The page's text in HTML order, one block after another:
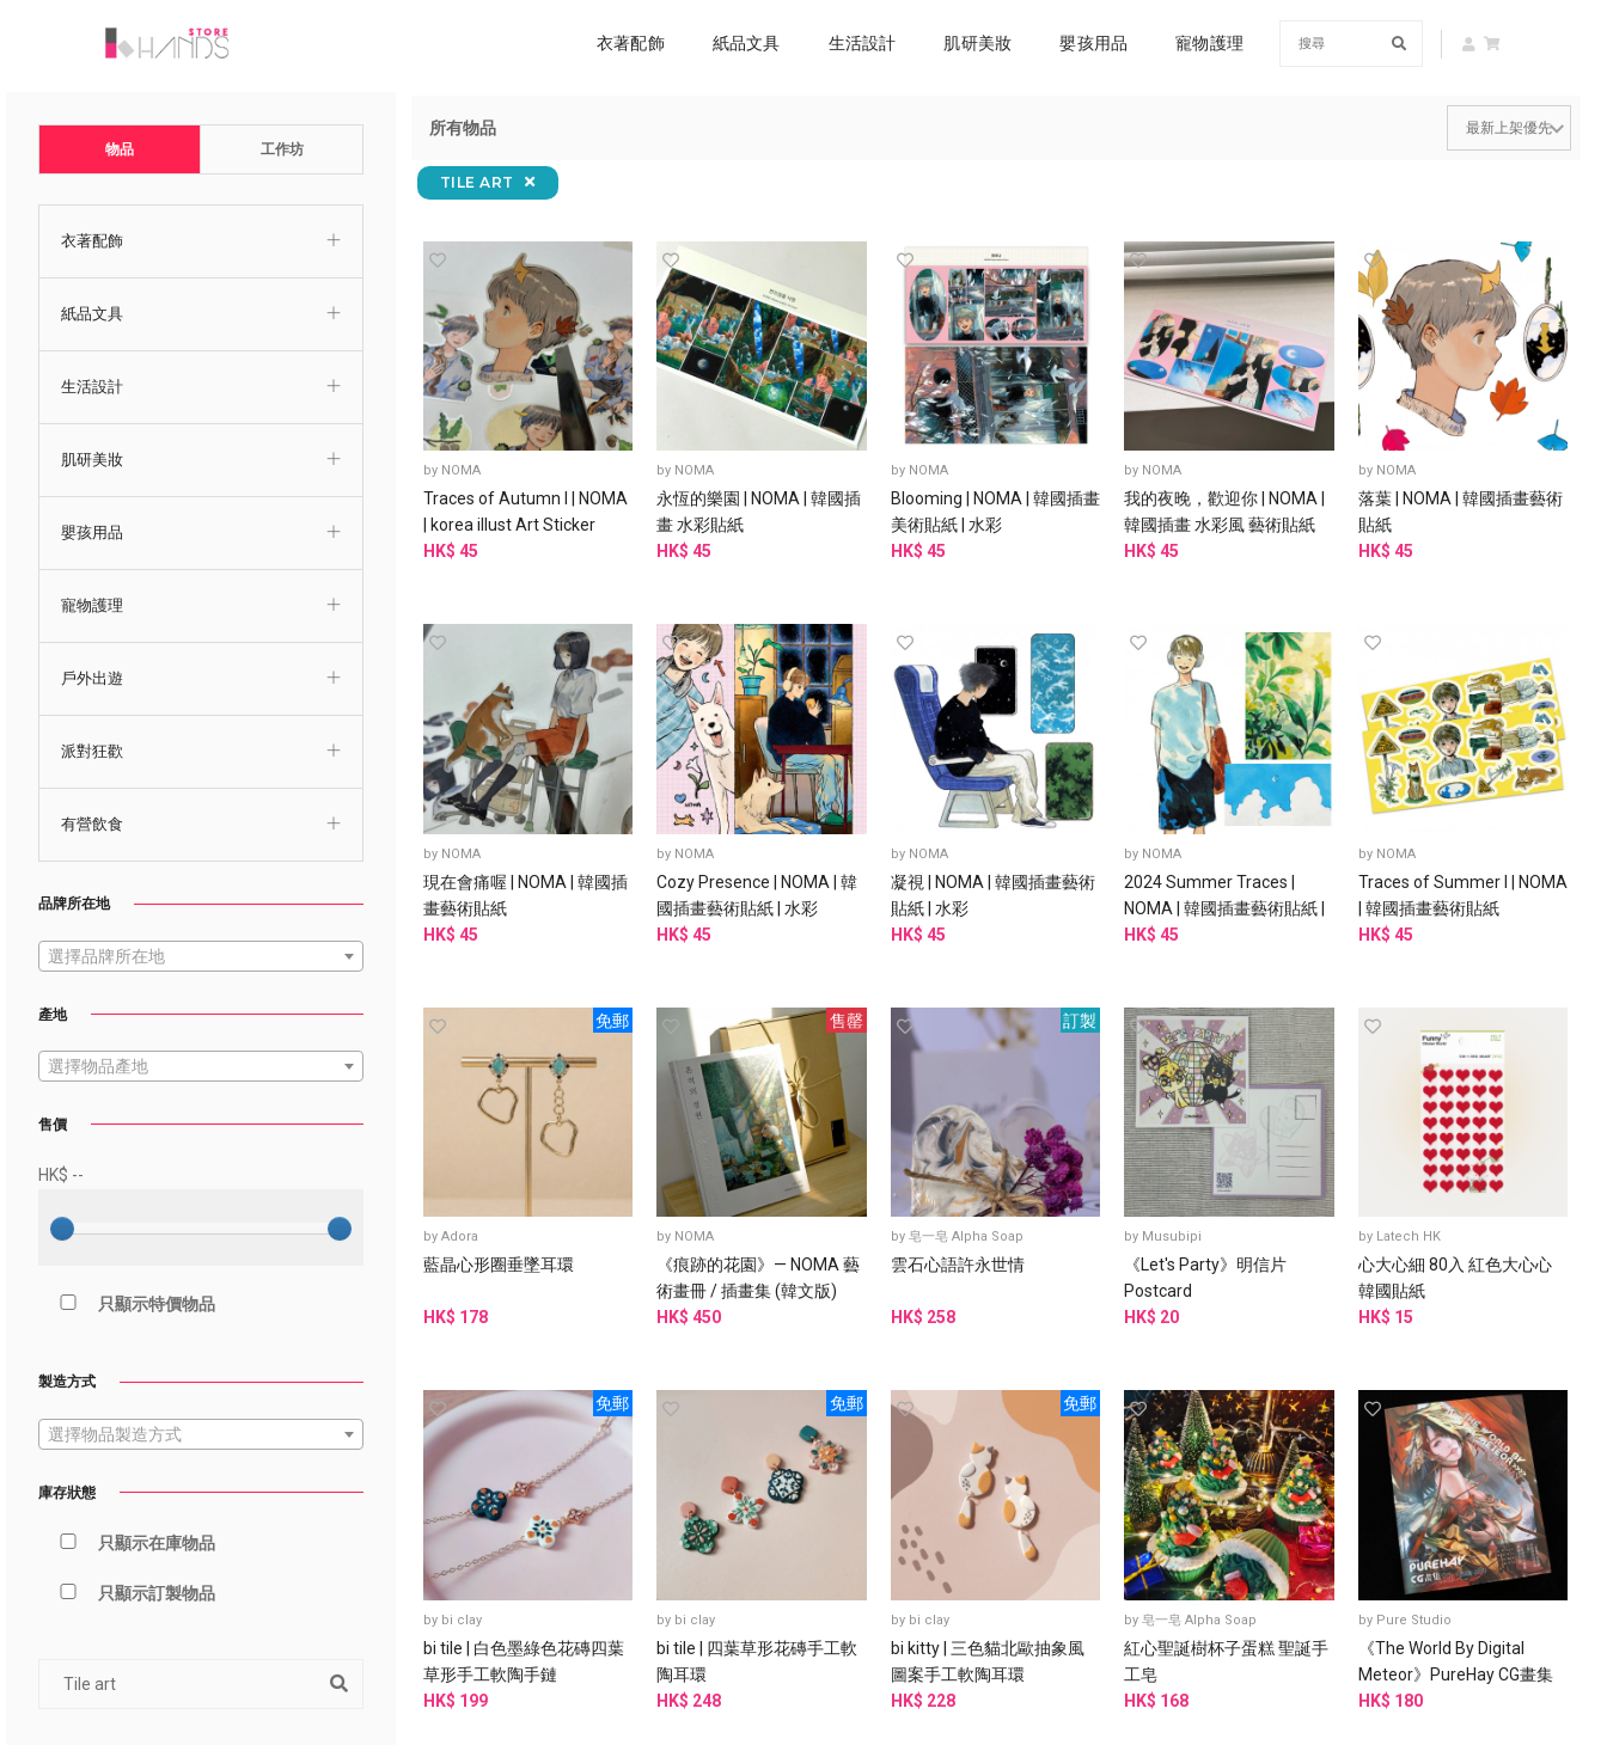
衣著配飾 紙品文具 生活設計 肌研美妝 嬰孩用品 寵物護理
物品 工作坊
衣著配飾
紙品文具
生活設計
肌研美妝
嬰孩用品
寵物護理
戶外出遊
派對狂歡
有營飲食
品牌所在地
選擇品牌所在地
產地
選擇物品產地
售價
HK$ --
只顯示特價物品
製造方式
選擇物品製造方式
庫存狀態
只顯示在庫物品
只顯示訂製物品
所有物品
TILE ART
by NOMA
Traces of Autumn I | NOMA
| korea illust Art Sticker
HK$ 45
by NOMA
永恆的樂園 | NOMA | 韓國插
畫 水彩貼紙
HK$ 45
by NOMA
Blooming | NOMA | 韓國插畫
美術貼紙 | 水彩
HK$ 45
by NOMA
我的夜晚，歡迎你 | NOMA |
韓國插畫 水彩風 藝術貼紙
HK$ 45
by NOMA
落葉 | NOMA | 韓國插畫藝術
貼紙
HK$ 45
by NOMA
現在會痛喔 | NOMA | 韓國插
畫藝術貼紙
HK$ 45
by NOMA
Cozy Presence | NOMA | 韓
國插畫藝術貼紙 | 水彩
HK$ 45
by NOMA
凝視 | NOMA | 韓國插畫藝術
貼紙 | 水彩
HK$ 45
by NOMA
2024 Summer Traces |
NOMA | 韓國插畫藝術貼紙 |
水彩
HK$ 45
by NOMA
Traces of Summer I | NOMA
| 韓國插畫藝術貼紙
HK$ 45
免郵
by Adora
藍晶心形圈垂墜耳環
HK$ 178
售罄
by NOMA
《痕跡的花園》— NOMA 藝
術畫冊 / 插畫集 (韓文版)
HK$ 450
訂製
by 皂一皂 Alpha Soap
雲石心語許永世情
HK$ 258
by Musubipi
《Let's Party》明信片
Postcard
HK$ 20
by Latech HK
心大心細 80入 紅色大心心
韓國貼紙
HK$ 15
免郵
by bi clay
bi tile | 白色墨綠色花磚四葉
草形手工軟陶手鏈
HK$ 199
免郵
by bi clay
bi tile | 四葉草形花磚手工軟
陶耳環
HK$ 248
免郵
by bi clay
bi kitty | 三色貓北歐抽象風
圖案手工軟陶耳環
HK$ 228
by皂一皂 Alpha Soap
紅心聖誕樹杯子蛋糕 聖誕手
工皂
HK$ 168
by Pure Studio
《The World By Digital
Meteor》PureHay CG畫集
HK$ 180